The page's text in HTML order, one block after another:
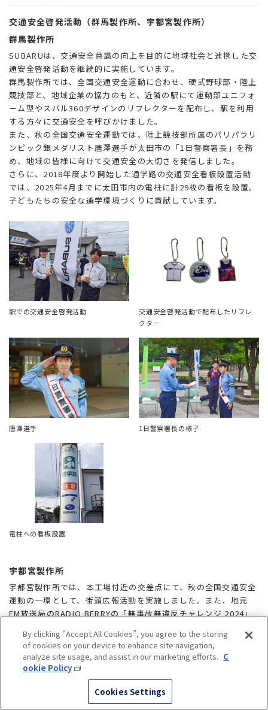
交通安全啓発活動（群馬製作所、宇都宮製作所）
群馬製作所
SUBARUは、交通安全意識の向上を目的に地域社会と連携した交
通安全啓発活動を継続的に実施しています。
群馬製作所では、全国交通安全運動に合わせ、硬式野球部・陸上
競技部と、地域企業の協力のもと、近隣の駅にて運動部ユニフォ
ーム型やスバル360デザインのリフレクターを配布し、駅を利用
する方々に交通安全を呼びかけました。
また、秋の全国交通安全運動では、陸上競技部所属のパリパラリ
ンピック銀メダリスト唐澤選手が太田市の「1日警察署長」を務
め、地域の皆様に向けて交通安全の大切さを発信しました。
さらに、2018年度より開始した通学路の交通安全看板設置活動
では、2025年4月までに太田市内の電柱に計29枚の看板を設置。
子どもたちの安全な通学環境づくりに貢献しています。
駅での交通安全啓発活動
交通安全啓発活動で配布したリフレ
クター
唐澤選手 1日警察署長の様子
電柱への看板設置
宇都宮製作所
宇都宮製作所では、本工場付近の交差点にて、秋の全国交通安全
運動の一環として、街頭広報活動を実施しました。また、地元
FM放送局のRADIO BERRYの「無事故無違反チャレンジ 2024」
向上に貢献しました。そのほか、栃木県安全運転管理者協議会の
活動にも取り組んでおり、宇都宮南地区における工場隣接地域の
自治会や宇都宮南警察署と協力し、地域の交通安全活動に貢献し
By clicking “Accept All Cookies”, you agree to the storing
of cookies on your device to enhance site navigation,
analyze site usage, and assist in our marketing efforts. C
ookie Policy
Cookies Settings